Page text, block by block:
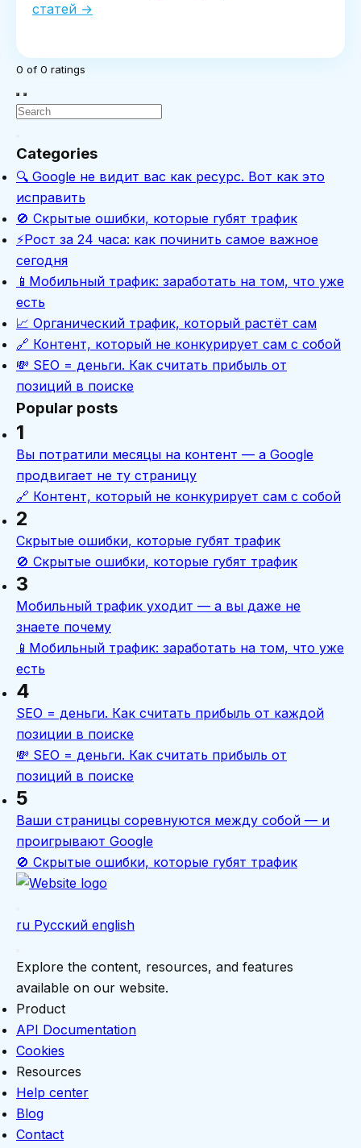
статей →
0 of 0 ratings
Categories
🔍 Google не видит вас как ресурс. Вот как это
исправить
🚫 Скрытые ошибки, которые губят трафик
⚡Рост за 24 часа: как починить самое важное
сегодня
📱Мобильный трафик: заработать на том, что уже
есть
📈 Органический трафик, который растёт сам
🔗 Контент, который не конкурирует сам с собой
💸 SEO = деньги. Как считать прибыль от
позиций в поиске
Popular posts
1
Вы потратили месяцы на контент — а Google
продвигает не ту страницу
🔗 Контент, который не конкурирует сам с собой
2
Скрытые ошибки, которые губят трафик
🚫 Скрытые ошибки, которые губят трафик
3
Мобильный трафик уходит — а вы даже не
знаете почему
📱Мобильный трафик: заработать на том, что уже
есть
4
SEO = деньги. Как считать прибыль от каждой
позиции в поиске
💸 SEO = деньги. Как считать прибыль от
позиций в поиске
5
Ваши страницы соревнуются между собой — и
проигрывают Google
🚫 Скрытые ошибки, которые губят трафик
ru Русский english
Explore the content, resources, and features
available on our website.
Product
API Documentation
Cookies
Resources
Help center
Blog
Contact